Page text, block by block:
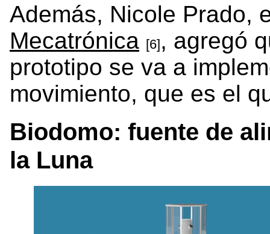
Además, Nicole Prado,
Mecatrónica [6], agregó
prototipo se va a
movimiento, que es el
Biodomo: fuente de
la Luna